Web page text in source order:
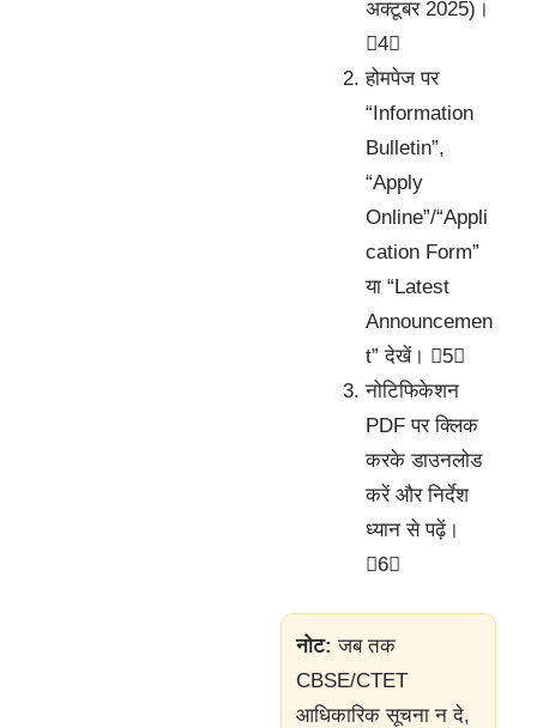
अक्टूबर 2025)।
4
होमपेज पर
“Information
Bulletin”,
“Apply
Online”/“Appli
cation Form”
या “Latest
Announcemen
t” देखें। 5
नोटिफिकेशन
PDF पर क्लिक
करके डाउनलोड
करें और निर्देश
ध्यान से पढ़ें।
6
नोट: जब तक
CBSE/CTET
आधिकारिक सूचना न दे,